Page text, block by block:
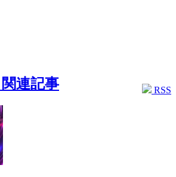
RSS
関連記事